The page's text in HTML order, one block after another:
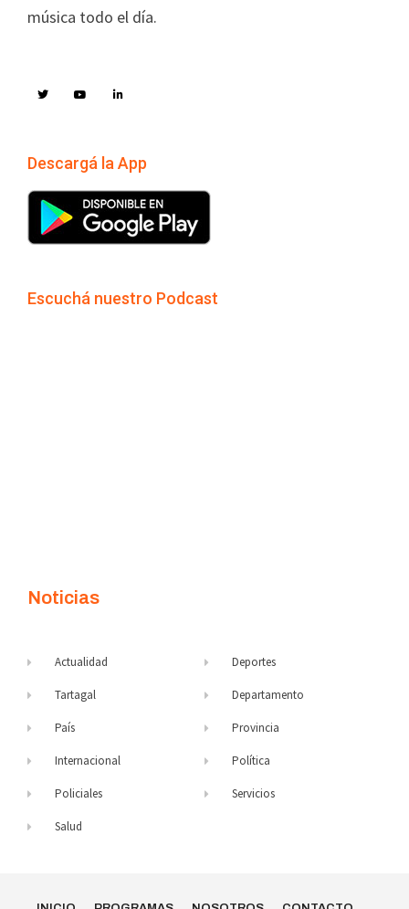
música todo el día.
Descargá la App
Escuchá nuestro Podcast
Noticias
Actualidad
Tartagal
País
Internacional
Policiales
Salud
Deportes
Departamento
Provincia
Política
Servicios